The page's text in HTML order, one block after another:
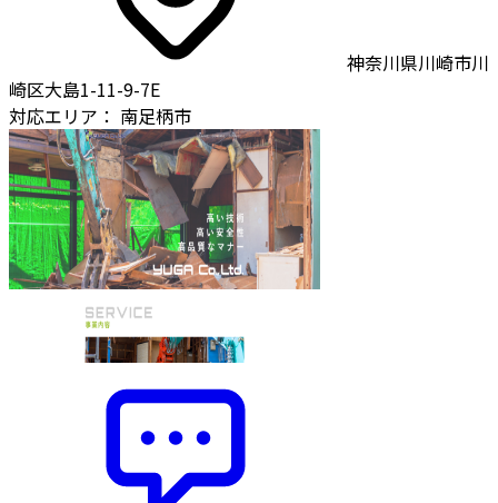
神奈川県川崎市川
崎区大島1-11-9-7E
対応エリア： 南足柄市